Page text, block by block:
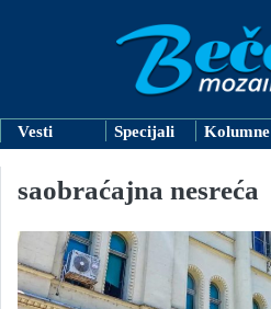
Vesti Specijali Kolumne
saobraćajna nesreća